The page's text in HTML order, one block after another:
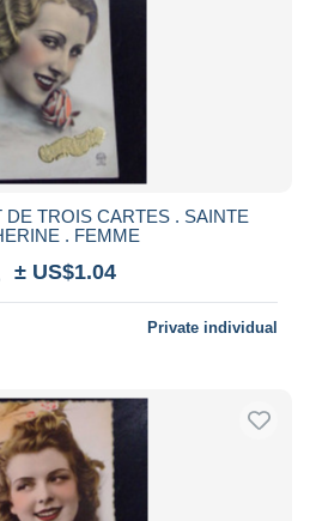
DE TROIS CARTES . SAINTE
. FEMME
± US$1.04
Private individual